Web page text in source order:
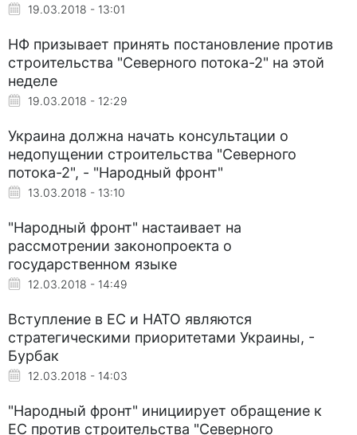
19.03.2018 - 13:01
НФ призывает принять постановление против
строительства "Северного потока-2" на этой
неделе
19.03.2018 - 12:29
Украина должна начать консультации о
недопущении строительства "Северного
потока-2", - "Народный фронт"
13.03.2018 - 13:10
"Народный фронт" настаивает на
рассмотрении законопроекта о
государственном языке
12.03.2018 - 14:49
Вступление в ЕС и НАТО являются
стратегическими приоритетами Украины, -
Бурбак
12.03.2018 - 14:03
"Народный фронт" инициирует обращение к
ЕС против строительства "Северного